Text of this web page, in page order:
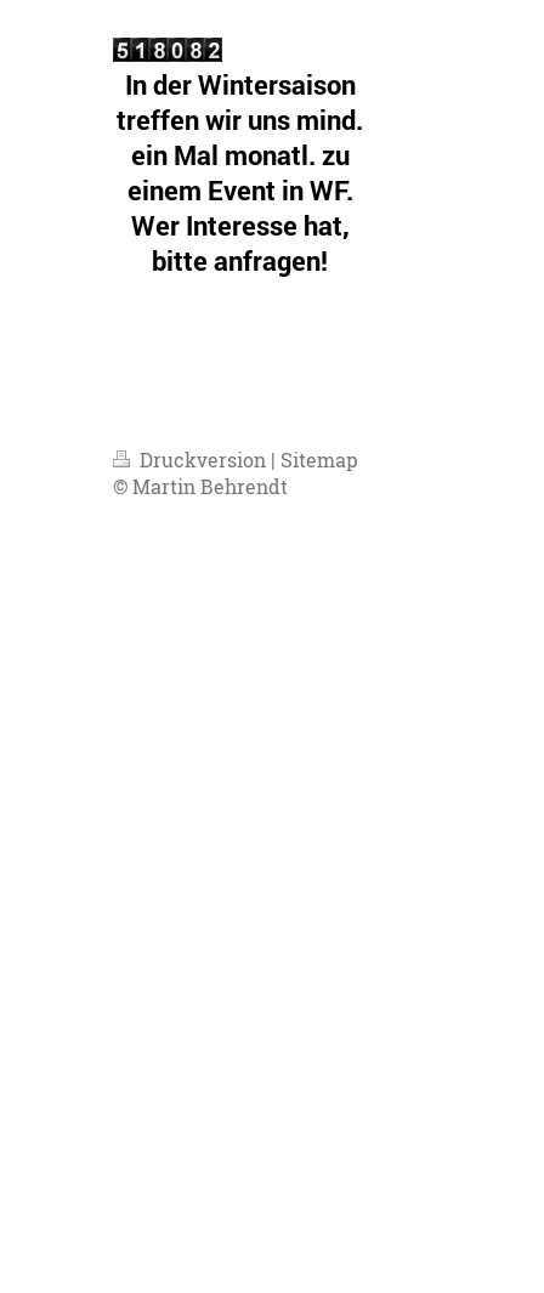
In der Wintersaison
treffen wir uns mind.
ein Mal monatl. zu
einem Event in WF.
Wer Interesse hat,
bitte anfragen!
Druckversion | Sitemap
© Martin Behrendt